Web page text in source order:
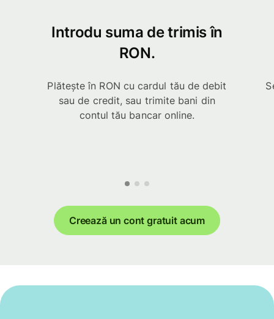
Introdu suma de trimis în
RON.
Plătește în RON cu cardul tău de debit
sau de credit, sau trimite bani din
contul tău bancar online.
Creează un cont gratuit acum